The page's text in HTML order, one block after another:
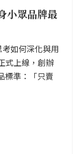
小眾品牌最
如何深化與用
式上線，創辦
標準：「只賣